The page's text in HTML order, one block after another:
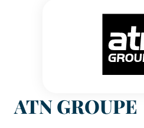
ATN GROUPE